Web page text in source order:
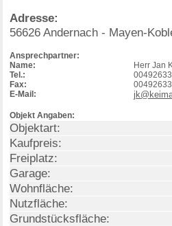
Adresse:
56626 Andernach - Mayen-
Ansprechpartner:
Name:
Herr Jan
Tel.:
Fax:
E-Mail:
Objekt Angaben:
Objektart:
Kaufpreis:
Freiplatz:
Garage:
Wohnfläche:
Nutzfläche:
Grundstücksfläche: